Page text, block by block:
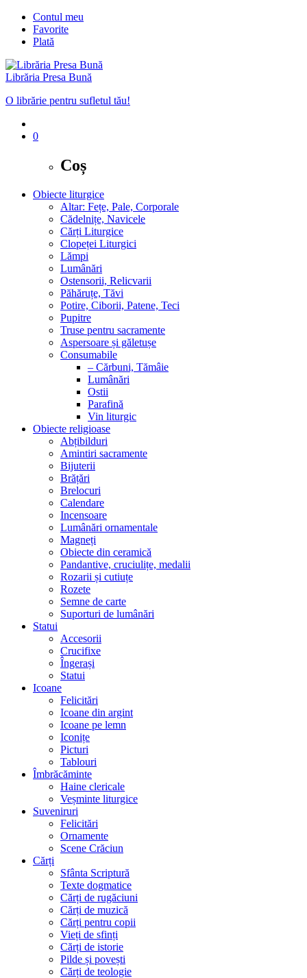
Contul meu
Favorite
Plată
Librăria Presa Bună
O librărie pentru sufletul tău!
0
Coș
Obiecte liturgice
Altar: Fețe, Pale, Corporale
Cădelnițe, Navicele
Cărți Liturgice
Clopeței Liturgici
Lămpi
Lumânări
Ostensorii, Relicvarii
Păhăruțe, Tăvi
Potire, Ciborii, Patene, Teci
Pupitre
Truse pentru sacramente
Aspersoare și găletușe
Consumabile
– Cărbuni, Tămâie
Lumânări
Ostii
Parafină
Vin liturgic
Obiecte religioase
Abțibilduri
Amintiri sacramente
Bijuterii
Brățări
Brelocuri
Calendare
Incensoare
Lumânări ornamentale
Magneți
Obiecte din ceramică
Pandantive, cruciulițe, medalii
Rozarii și cutiuțe
Rozete
Semne de carte
Suporturi de lumânări
Statui
Accesorii
Crucifixe
Îngerași
Statui
Icoane
Felicitări
Icoane din argint
Icoane pe lemn
Iconițe
Picturi
Tablouri
Îmbrăcăminte
Haine clericale
Veșminte liturgice
Suveniruri
Felicitări
Ornamente
Scene Crăciun
Cărți
Sfânta Scriptură
Texte dogmatice
Cărți de rugăciuni
Cărți de muzică
Cărți pentru copii
Vieți de sfinți
Cărți de istorie
Pilde și povești
Cărți de teologie